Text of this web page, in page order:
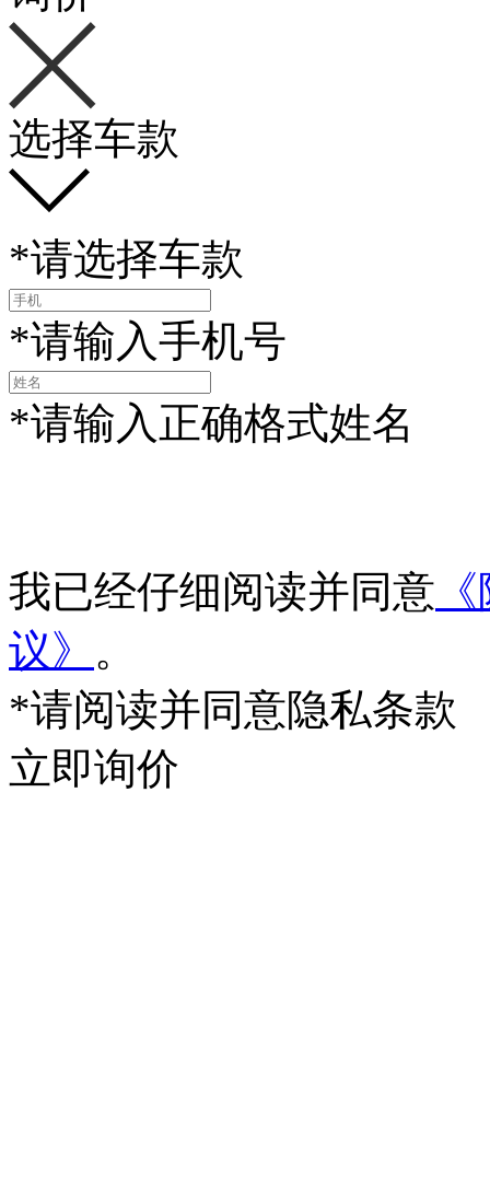
选择车款
*请选择车款
*请输入手机号
*请输入正确格式姓名
我已经仔细阅读并同意
议》 。
*请阅读并同意隐私条款
立即询价